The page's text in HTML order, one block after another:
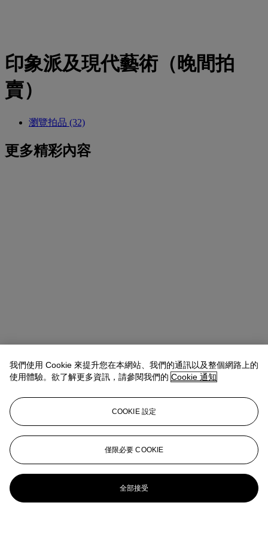
印象派及現代藝術（晚間拍
賣）
瀏覽拍品 (32)
更多精彩內容
我們使用 Cookie 來提升您在本網站、我們的通訊以及整個網路上的
使用體驗。欲了解更多資訊，請參閱我們的 Cookie 通知
COOKIE 設定
僅限必要 COOKIE
全部接受